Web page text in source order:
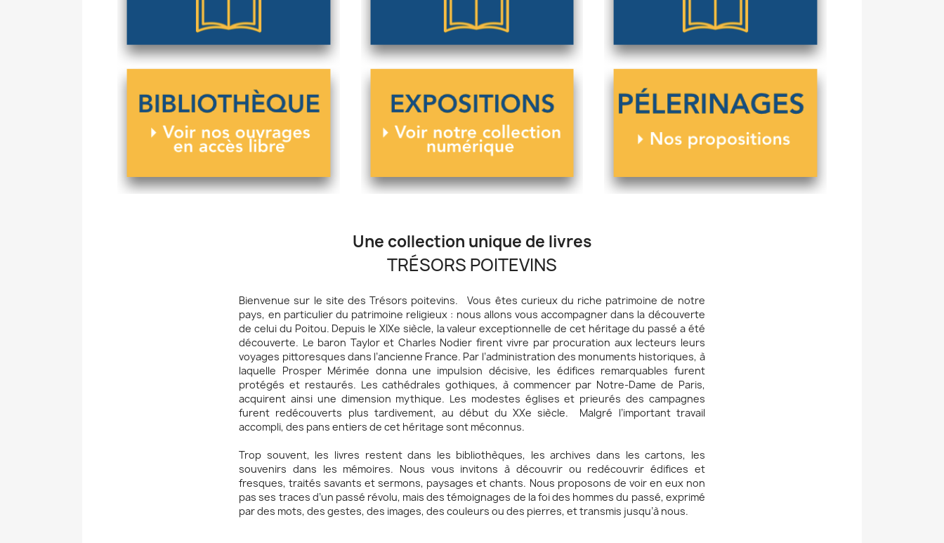
Une collection unique de livres
TRÉSORS POITEVINS
Bienvenue sur le site des Trésors poitevins. Vous êtes curieux du riche patrimoine de notre
pays, en particulier du patrimoine religieux : nous allons vous accompagner dans la découverte
de celui du Poitou. Depuis le XIXe siècle, la valeur exceptionnelle de cet héritage du passé a été
découverte. Le baron Taylor et Charles Nodier firent vivre par procuration aux lecteurs leurs
voyages pittoresques dans l’ancienne France. Par l’administration des monuments historiques, à
laquelle Prosper Mérimée donna une impulsion décisive, les édifices remarquables furent
protégés et restaurés. Les cathédrales gothiques, à commencer par Notre-Dame de Paris,
acquirent ainsi une dimension mythique. Les modestes églises et prieurés des campagnes
furent redécouverts plus tardivement, au début du XXe siècle. Malgré l’important travail
accompli, des pans entiers de cet héritage sont méconnus.
Trop souvent, les livres restent dans les bibliothèques, les archives dans les cartons, les
souvenirs dans les mémoires. Nous vous invitons à découvrir ou redécouvrir édifices et
fresques, traités savants et sermons, paysages et chants. Nous proposons de voir en eux non
pas ses traces d’un passé révolu, mais des témoignages de la foi des hommes du passé, exprimé
par des mots, des gestes, des images, des couleurs ou des pierres, et transmis jusqu’à nous.